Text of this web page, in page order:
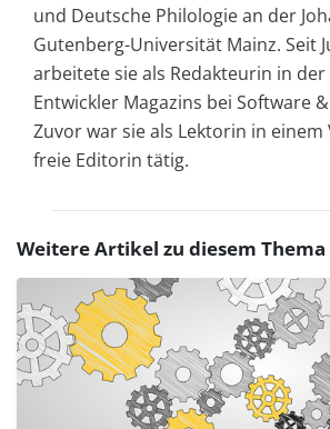
und Deutsche Philologie an der
Gutenberg-Universität Mainz. Seit
arbeitete sie als Redakteurin in der
Entwickler Magazins bei Software
Zuvor war sie als Lektorin in einem
freie Editorin tätig.
Weitere Artikel zu diesem Thema